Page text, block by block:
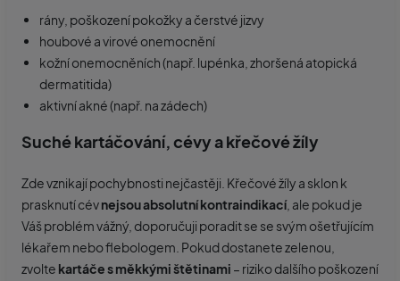
rány, poškození pokožky a čerstvé jizvy
houbové a virové onemocnění
kožní onemocněních (např. lupénka, zhoršená atopická
dermatitida)
aktivní akné (např. na zádech)
Suché kartáčování, cévy a křečové žíly
Zde vznikají pochybnosti nejčastěji. Křečové žíly a sklon k
prasknutí cévnejsou absolutní kontraindikací, ale pokud je
Váš problém vážný, doporučuji poradit se se svým ošetřujícím
lékařem nebo flebologem. Pokud dostanete zelenou,
zvolte kartáče s měkkými štětinami – riziko dalšího poškození